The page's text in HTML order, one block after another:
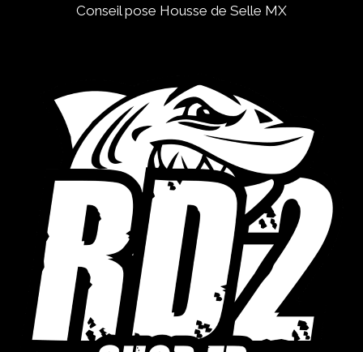
Conseil pose Housse de Selle MX